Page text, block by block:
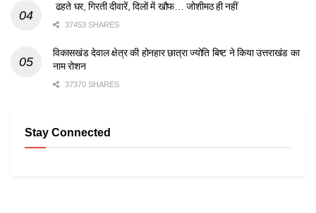
ढहते घर, गिरती दीवारें, दिलों में खौफ… जोशीमठ ही नहीं
37453 SHARES
विकासखंड देवाल क्षेत्र की होनहार छात्रा ज्योति बिष्ट ने किया उत्तराखंड का
नाम रोशन
37370 SHARES
Stay Connected